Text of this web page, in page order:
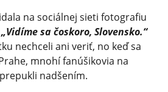
na sociálnej sieti fotografiu
„Vidíme sa čoskoro, Slovensko.“
nechceli ani veriť, no keď sa
mnohí fanúšikovia na
nadšením.